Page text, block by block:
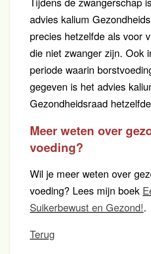
advies kalium
precies hetzelfde als voor
die niet zwanger zijn. Ook
periode waarin
gegeven is het advies
Gezondheidsraad
Meer weten over
voeding?
Wil je meer weten over
voeding? Lees mijn boek
Suikerbewust en Gezond!.
Terug